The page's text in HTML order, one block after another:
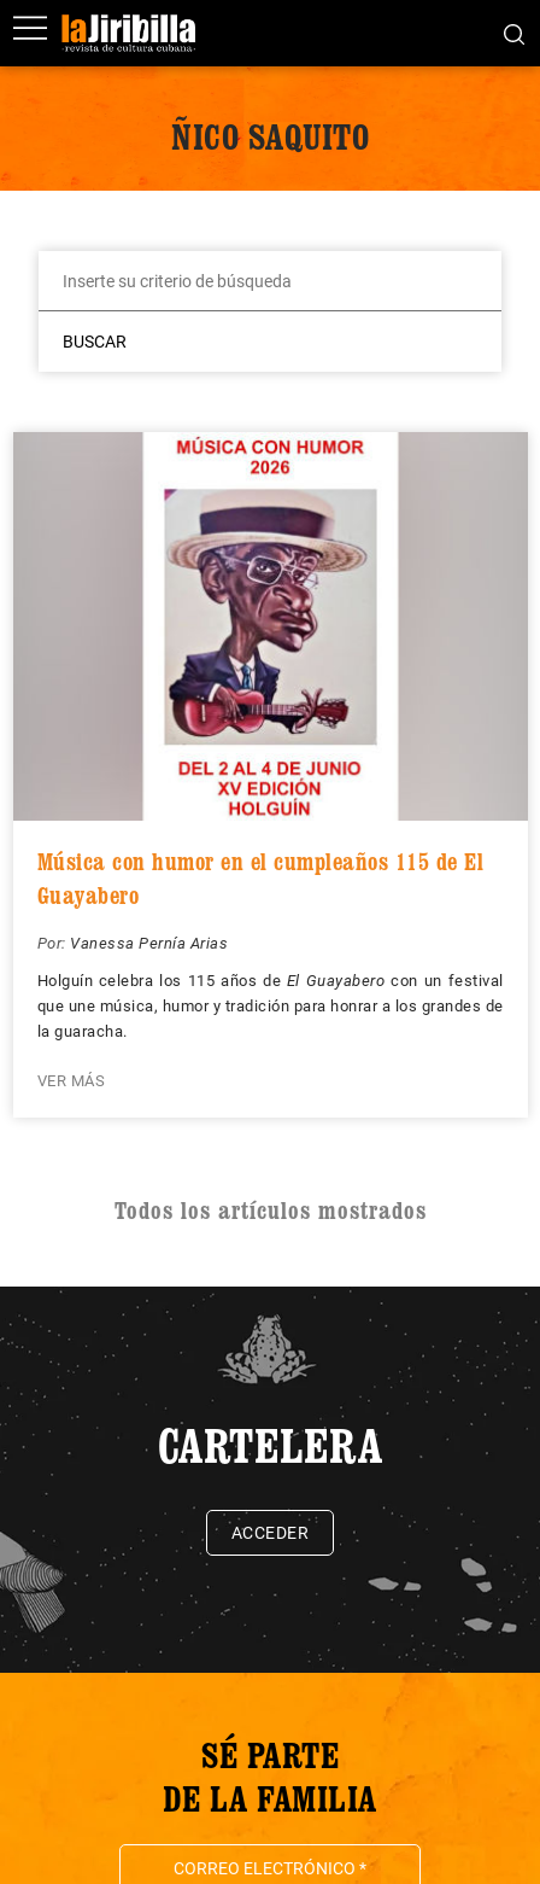
ÑICO SAQUITO
BUSCAR
Música con humor en el cumpleaños 115 de El
Guayabero
Por: Vanessa Pernía Arias
Holguín celebra los 115 años de El Guayabero con un festival
que une música, humor y tradición para honrar a los grandes de
la guaracha.
VER MÁS
Todos los artículos mostrados
CARTELERA
ACCEDER
SÉ PARTE
DE LA FAMILIA